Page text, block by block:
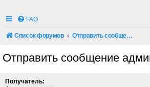
FAQ
Список форумов Отправить сообщение администрации
Отправить сообщение
Получатель: